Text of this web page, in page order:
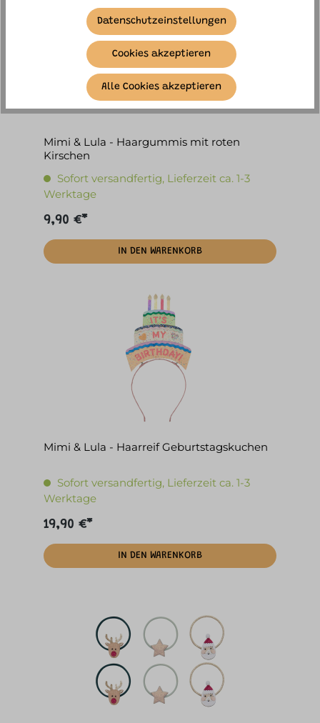
Mimi & Lula - Haargummis mit roten
Kirschen
Sofort versandfertig, Lieferzeit ca. 1-3
Werktage
9,90 €*
IN DEN WARENKORB
Mimi & Lula - Haarreif Geburtstagskuchen
Sofort versandfertig, Lieferzeit ca. 1-3
Werktage
19,90 €*
IN DEN WARENKORB
Datenschutzeinstellungen
Cookies akzeptieren
Alle Cookies akzeptieren